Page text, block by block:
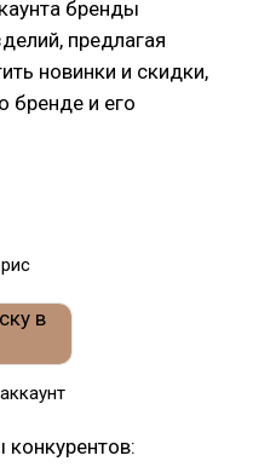
бренды
предлагая
новинки и скидки,
бренде и его